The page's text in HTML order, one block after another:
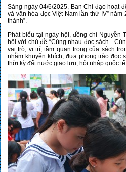
Sáng ngày 04/6/2025, Ban Chỉ đạo hoạt
và văn hóa đọc Việt Nam lần thứ IV”
thành”.
Phát biểu tại ngày hội, đồng chí Nguyễn
hội với chủ đề “Cùng nhau đọc sách -
vai trò, vị trí, tầm quan trọng của sách
nhằm khuyến khích, đưa phong trào
thời kỳ đất nước giao lưu, hội nhập quốc